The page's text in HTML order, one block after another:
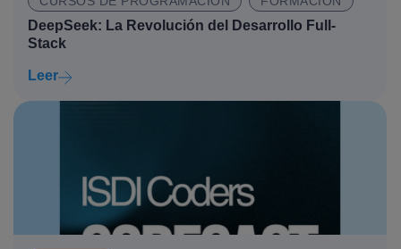
DeepSeek: La Revolución del Desarrollo Full-
Stack
Leer